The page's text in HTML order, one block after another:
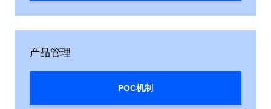
产品管理
POC机制